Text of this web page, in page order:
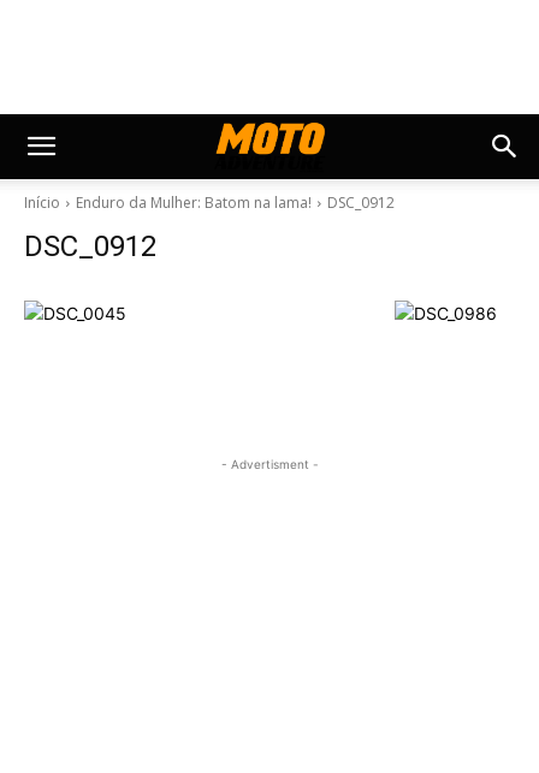
Início Enduro da Mulher: Batom na lama! DSC_0912
DSC_0912
- Advertisment -